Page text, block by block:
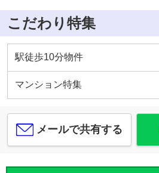
こだわり特集
駅徒歩10分物件
マンション特集
メールで共有する